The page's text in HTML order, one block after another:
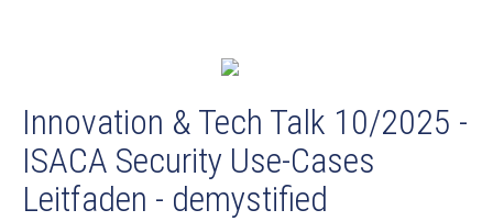
Innovation & Tech Talk 10/2025 -
ISACA Security Use-Cases
Leitfaden - demystified